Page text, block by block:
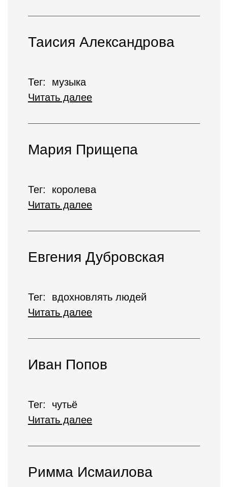
Таисия Александрова
Тег: музыка
Читать далее
Мария Прищепа
Тег: королева
Читать далее
Евгения Дубровская
Тег: вдохновлять людей
Читать далее
Иван Попов
Тег: чутьё
Читать далее
Римма Исмаилова